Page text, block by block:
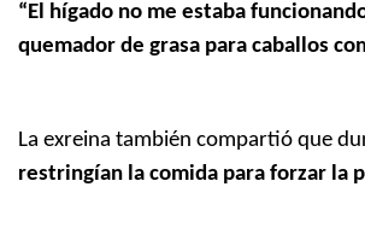
“El hígado no me estaba
quemador de grasa para caballos
La exreina también compartió que
restringían la comida para forzar la